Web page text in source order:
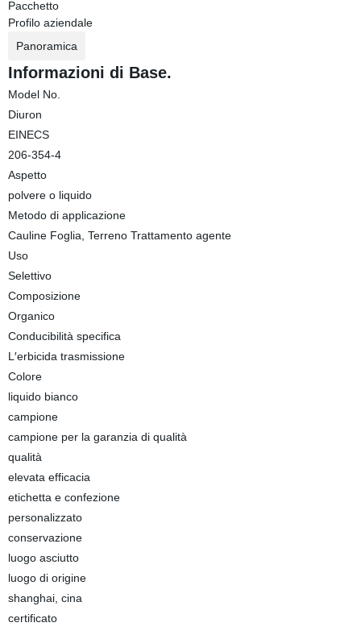
Pacchetto
Profilo aziendale
Panoramica
Informazioni di Base.
Model No.
Diuron
EINECS
206-354-4
Aspetto
polvere o liquido
Metodo di applicazione
Cauline Foglia, Terreno Trattamento agente
Uso
Selettivo
Composizione
Organico
Conducibilità specifica
L′erbicida trasmissione
Colore
liquido bianco
campione
campione per la garanzia di qualità
qualità
elevata efficacia
etichetta e confezione
personalizzato
conservazione
luogo asciutto
luogo di origine
shanghai, cina
certificato